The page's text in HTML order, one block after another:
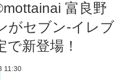
富良野
がセブン‐イレブ
で新登場！
11:30